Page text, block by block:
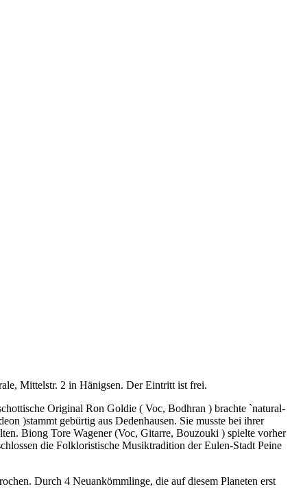
Mittelstr. 2 in Hänigsen. Der Eintritt ist frei.
Original Ron Goldie ( Voc, Bodhran ) brachte `natural-
)stammt gebürtig aus Dedenhausen. Sie musste bei ihrer
Biong Tore Wagener (Voc, Gitarre, Bouzouki ) spielte vorher
die Folkloristische Musiktradition der Eulen-Stadt Peine
Durch 4 Neuankömmlinge, die auf diesem Planeten erst